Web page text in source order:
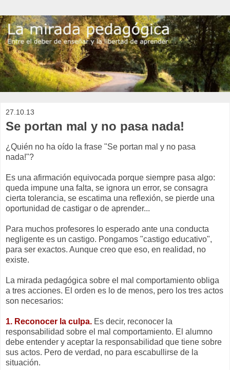
27.10.13
Se portan mal y no pasa nada!
¿Quién no ha oído la frase "Se portan mal y no pasa
nada!"?
Es una afirmación equivocada porque siempre pasa algo:
queda impune una falta, se ignora un error, se consagra
cierta tolerancia, se escatima una reflexión, se pierde una
oportunidad de castigar o de aprender...
Para muchos profesores lo esperado ante una conducta
negligente es un castigo. Pongamos "castigo educativo",
para ser exactos. Aunque creo que eso, en realidad, no
existe.
La mirada pedagógica sobre el mal comportamiento obliga
a tres acciones. El orden es lo de menos, pero los tres actos
son necesarios:
1. Reconocer la culpa. Es decir, reconocer la
responsabilidad sobre el mal comportamiento. El alumno
debe entender y aceptar la responsabilidad que tiene sobre
sus actos. Pero de verdad, no para escabullirse de la
situación.